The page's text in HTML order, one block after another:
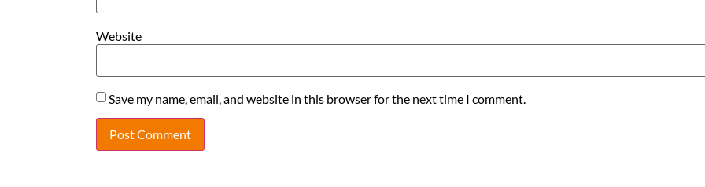
Website
Save my name, email, and website in this browser for the next time I comment.